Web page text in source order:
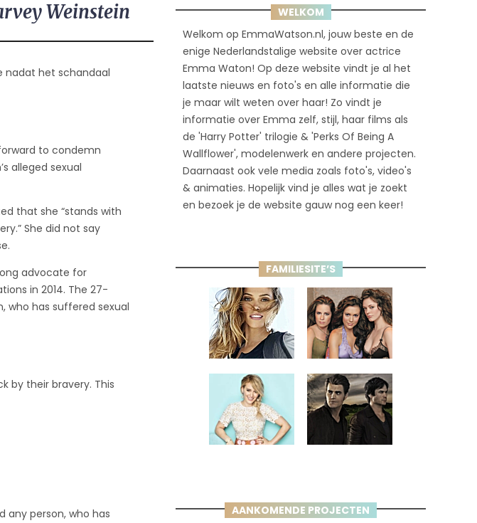
WELKOM
Welkom op EmmaWatson.nl, jouw beste en de
enige Nederlandstalige website over actrice
Emma Waton! Op deze website vindt je al het
laatste nieuws en foto's en alle informatie die
je maar wilt weten over haar! Zo vindt je
informatie over Emma zelf, stijl, haar films als
de 'Harry Potter' trilogie & 'Perks Of Being A
Wallflower', modelenwerk en andere projecten.
Daarnaast ook vele media zoals foto's, video's
& animaties. Hopelijk vind je alles wat je zoekt
en bezoek je de website gauw nog een keer!
FAMILIESITE’S
AANKOMENDE PROJECTEN
Weinstein
nadat het schandaal
to condemn
alleged sexual
that she “stands with
She did not say
advocate for
in 2014. The 27-
who has suffered sexual
by their bravery. This
any person, who has